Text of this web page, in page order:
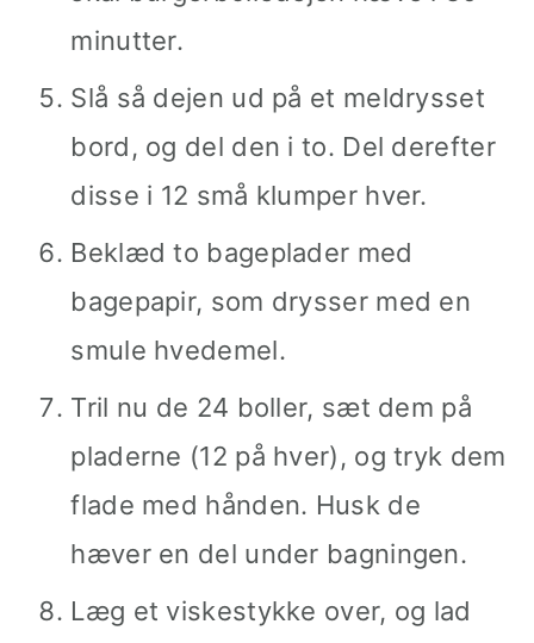
minutter.
Slå så dejen ud på et meldrysset
bord, og del den i to. Del derefter
disse i 12 små klumper hver.
Beklæd to bageplader med
bagepapir, som drysser med en
smule hvedemel.
Tril nu de 24 boller, sæt dem på
pladerne (12 på hver), og tryk dem
flade med hånden. Husk de
hæver en del under bagningen.
Læg et viskestykke over, og lad